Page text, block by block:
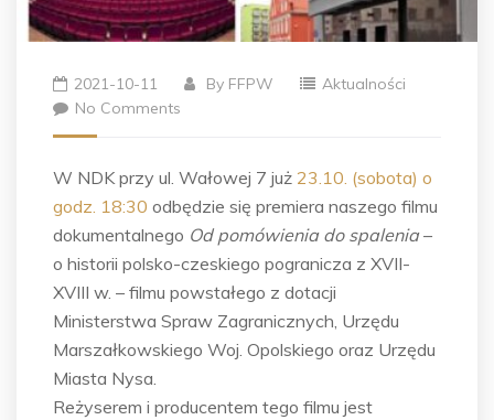
2021-10-11 By FFPW
Aktualności
No Comments
W NDK przy ul. Wałowej 7 już 23.10. (sobota) o
godz. 18:30 odbędzie się premiera naszego filmu
dokumentalnego Od pomówienia do spalenia–
o historii polsko-czeskiego pogranicza z XVII-
XVIII w. – filmu powstałego z dotacji
Ministerstwa Spraw Zagranicznych, Urzędu
Marszałkowskiego Woj. Opolskiego oraz Urzędu
Miasta Nysa.
Reżyserem i producentem tego filmu jest